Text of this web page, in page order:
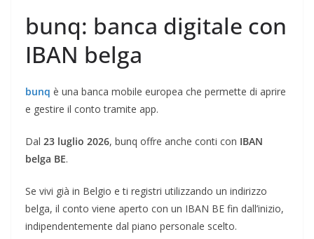
bunq: banca digitale con
IBAN belga
bunq è una banca mobile europea che permette di aprire
e gestire il conto tramite app.
Dal 23 luglio 2026, bunq offre anche conti con IBAN
belga BE.
Se vivi già in Belgio e ti registri utilizzando un indirizzo
belga, il conto viene aperto con un IBAN BE fin dall’inizio,
indipendentemente dal piano personale scelto.